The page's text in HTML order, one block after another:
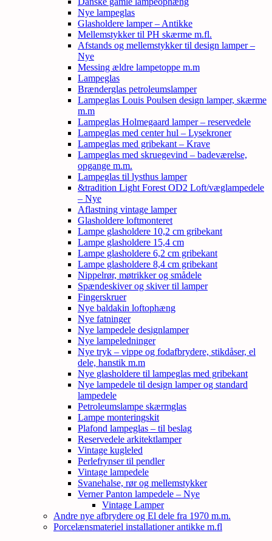
Nye lampeglas
Glasholdere lamper – Antikke
Mellemstykker til PH skærme m.fl.
Afstands og mellemstykker til design lamper –
Nye
Messing ældre lampetoppe m.m
Lampeglas
Brænderglas petroleumslamper
Lampeglas Louis Poulsen design lamper, skærme
m.m
Lampeglas Holmegaard lamper – reservedele
Lampeglas med center hul – Lysekroner
Lampeglas med gribekant – Krave
Lampeglas med skruegevind – badeværelse,
opgange m.m.
Lampeglas til lysthus lamper
&tradition Light Forest OD2 Loft/væglampedele
– Nye
Aflastning vintage lamper
Glasholdere loftmonteret
Lampe glasholdere 10,2 cm gribekant
Lampe glasholdere 15,4 cm
Lampe glasholdere 6,2 cm gribekant
Lampe glasholdere 8,4 cm gribekant
Nippelrør, møtrikker og smådele
Spændeskiver og skiver til lamper
Fingerskruer
Nye baldakin loftophæng
Nye fatninger
Nye lampedele designlamper
Nye lampeledninger
Nye tryk – vippe og fodafbrydere, stikdåser, el
dele, hanstik m.m
Nye glasholdere til lampeglas med gribekant
Nye lampedele til design lamper og standard
lampedele
Petroleumslampe skærmglas
Lampe monteringskit
Plafond lampeglas – til beslag
Reservedele arkitektlamper
Vintage kugleled
Perlefrynser til pendler
Vintage lampedele
Svanehalse, rør og mellemstykker
Verner Panton lampedele – Nye
Vintage Lamper
Andre nye afbrydere og El dele fra 1970 m.m.
Porcelænsmateriel installationer antikke m.fl